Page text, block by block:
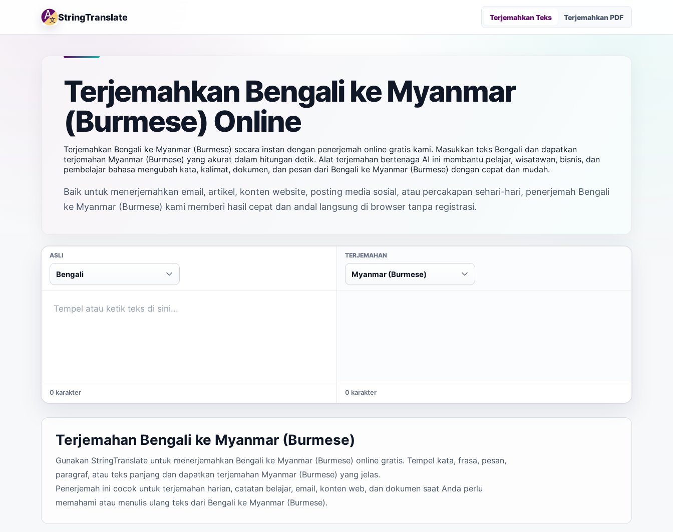
StringTranslate Terjemahkan Teks Terjemahkan PDF
Terjemahkan Bengali ke Myanmar
(Burmese) Online
Terjemahkan Bengali ke Myanmar (Burmese) secara instan dengan penerjemah online gratis kami. Masukkan teks Bengali dan dapatkan
terjemahan Myanmar (Burmese) yang akurat dalam hitungan detik. Alat terjemahan bertenaga AI ini membantu pelajar, wisatawan, bisnis, dan
pembelajar bahasa mengubah kata, kalimat, dokumen, dan pesan dari Bengali ke Myanmar (Burmese) dengan cepat dan mudah.
Baik untuk menerjemahkan email, artikel, konten website, posting media sosial, atau percakapan sehari-hari, penerjemah Bengali
ke Myanmar (Burmese) kami memberi hasil cepat dan andal langsung di browser tanpa registrasi.
ASLI
Bengali
0 karakter
TERJEMAHAN
Myanmar (Burmese)
0 karakter
Terjemahan Bengali ke Myanmar (Burmese)
Gunakan StringTranslate untuk menerjemahkan Bengali ke Myanmar (Burmese) online gratis. Tempel kata, frasa, pesan,
paragraf, atau teks panjang dan dapatkan terjemahan Myanmar (Burmese) yang jelas.
Penerjemah ini cocok untuk terjemahan harian, catatan belajar, email, konten web, dan dokumen saat Anda perlu
memahami atau menulis ulang teks dari Bengali ke Myanmar (Burmese).